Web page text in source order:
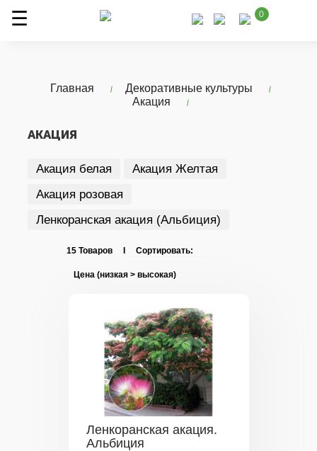
0
Главная
Декоративные культуры
Акация
АКАЦИЯ
Акация белая
Акация Желтая
Акация розовая
Ленкоранская акация (Альбиция)
15 Товаров I Сортировать:
Ленкоранская акация.
Альбиция